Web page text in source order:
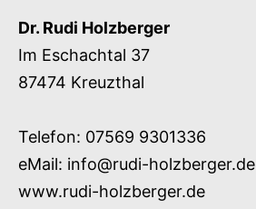
Dr. Rudi Holzberger
Im Eschachtal 37
87474 Kreuzthal
Telefon: 07569 9301336
eMail: info@rudi-holzberger.de
www.rudi-holzberger.de